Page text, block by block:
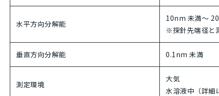
水平方向分解能
10nm 未満～
※探針先端径と
垂直方向分解能 0.1nm 未満
測定環境
大気
水溶液中（詳細